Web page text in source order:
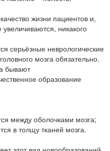
жизни пациентов и,
никакого
серьёзные неврологические
мозга обязательно.
бывают
образование
между оболочками мозга;
в толщу тканей мозга.